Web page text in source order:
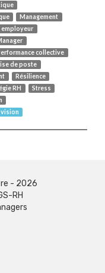
Management
employeur
collective
de poste
Résilience
RH
Stress
vision
- 2026
RH